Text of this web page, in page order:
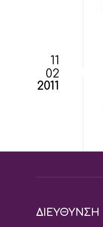
11
02
2011
ΔΙΕΥΘΥΝΣΗ